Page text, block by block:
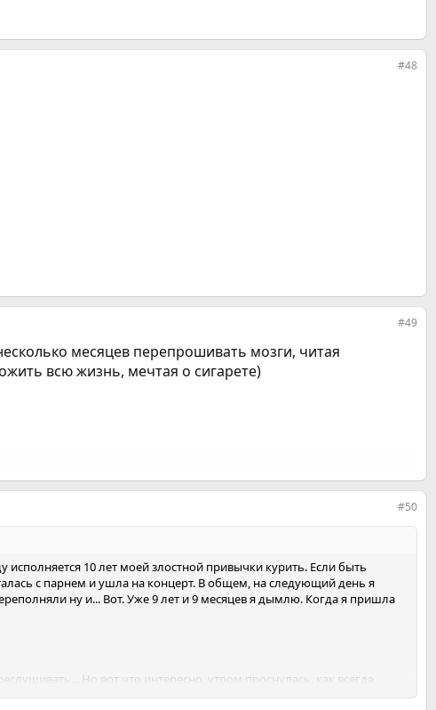
#48
#49
месяцев перепрошивать мозги, читая
всю жизнь, мечтая о сигарете)
#50
10 лет моей злостной привычки курить. Если быть
с парнем и ушла на концерт. В общем, на следующий день я
ну и... Вот. Уже 9 лет и 9 месяцев я дымлю. Когда я пришла
Но вот что интересно, утром проснулась, как всегда